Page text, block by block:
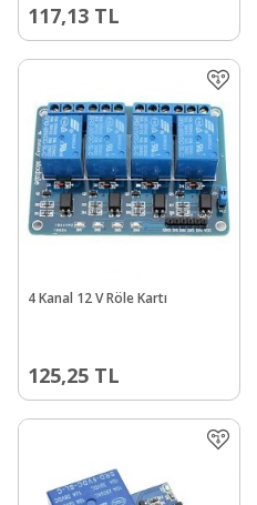
117,13 TL
4 Kanal 12 V Röle Kartı
125,25 TL